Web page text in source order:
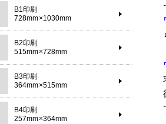
B1印刷
728mm×1030mm
B2印刷
515mm×728mm
B3印刷
364mm×515mm
B4印刷
257mm×364mm